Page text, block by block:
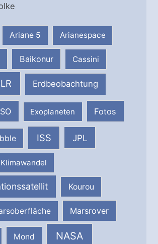
Ariane 5 Arianespace
Baikonur Cassini
Erdbeobachtung
Exoplaneten Fotos
ISS JPL
Klimawandel
Kourou
Marsrover
Mond NASA